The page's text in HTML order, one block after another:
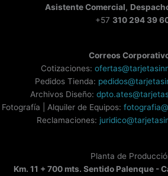
AsistenteComercial,
+57 310 294 39
Correos
Cotizaciones:
Pedidos Tienda:
Archivos Diseño:
Fotografía | Alquiler de Equipos:
Reclamaciones:
Planta de
Km. 11 + 700 mts. Sentido Palenque -